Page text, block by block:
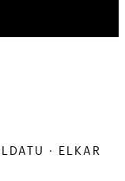
·